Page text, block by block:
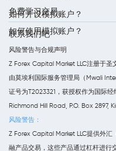
免费学习交易
如何使用模拟账户？
如何开设模拟账户？
联系我们吧
风险警告与合规声明
Z Forex Capital Market LLC注册于圣
由莫埃利国际服务管理局（Mwali
证号为T2023321，获授权作为国际
Richmond Hill Road, P.O. Box 2897,
风险警告：
Z Forex Capital Market LLC提供外
融产品交易，这些产品通过杠杆进行